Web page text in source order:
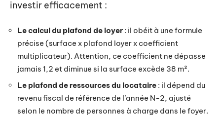
investir efficacement :
Le calcul du plafond de loyer : il obéit à une formule
précise (surface x plafond loyer x coefficient
multiplicateur). Attention, ce coefficient ne dépasse
jamais 1,2 et diminue si la surface excède 38 m².
Le plafond de ressources du locataire : il dépend du
revenu fiscal de référence de l’année N-2, ajusté
selon le nombre de personnes à charge dans le foyer.